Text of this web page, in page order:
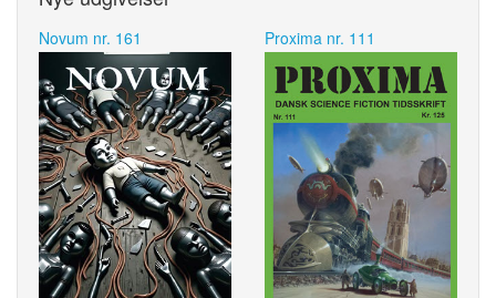
Novum nr. 161 Proxima nr. 111